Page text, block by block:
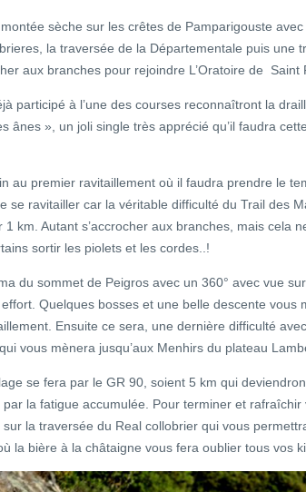
montée sèche sur les crêtes de Pamparigouste
la traversée de la Départementale puis une
aux branches pour rejoindre L’Oratoire de Saint
participé à l’une des courses reconnaîtront la
ânes », un joli single très apprécié qu’il faudra
au premier ravitaillement où il faudra prendre le
se ravitailler car la véritable difficulté du Trail des
1 km. Autant s’accrocher aux branches, mais cela
sortir les piolets et les cordes..!
du sommet de Peigros avec un 360° avec vue
Quelques bosses et une belle descente vous
Ensuite ce sera, une dernière difficulté
vous mènera jusqu’aux Menhirs du plateau
se fera par le GR 90, soient 5 km qui
la fatigue accumulée. Pour terminer et rafraîchir
la traversée du Real collobrier qui vous
la bière à la châtaigne vous fera oublier tous vos